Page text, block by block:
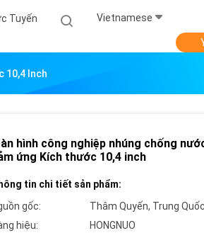
Tuyến Vietnamese
10,4 Inch
hình công nghiệp nhúng chống
ứng Kích thước 10,4 inch
tin chi tiết sản phẩm:
gốc:
Thâm Quyến, Trung Quốc
hiệu:
HONGNUO